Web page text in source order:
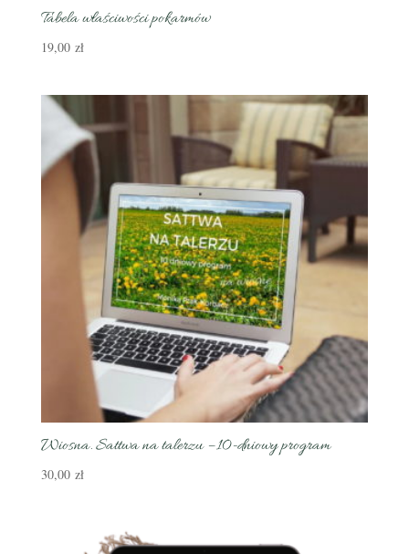
Tabela właściwości pokarmów
19,00 zł
Wiosna. Sattwa na talerzu – 10-dniowy program
30,00 zł